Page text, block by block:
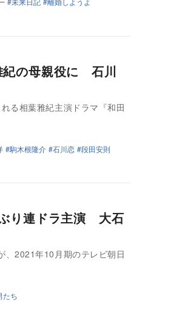
紀の母親役に 石川
る相葉雅紀主演ドラマ『和田
駒木根隆介 石川恋
段田安則
り連ドラ主演 大石
、2021年10月期のテレビ朝日
たち